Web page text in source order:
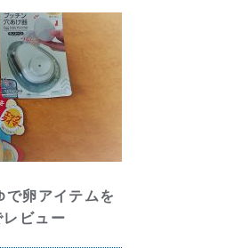
で卵アイテムを
ビュー